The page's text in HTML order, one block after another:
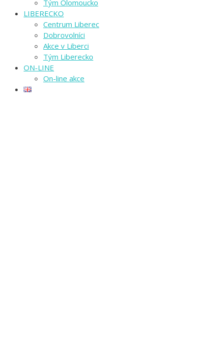
Tým Olomoucko
LIBERECKO
Centrum Liberec
Dobrovolníci
Akce v Liberci
Tým Liberecko
ON-LINE
On-line akce